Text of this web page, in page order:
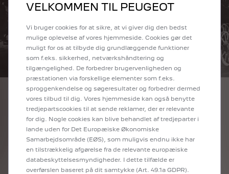
1910
GRUPPERERING AF PRODUKTIONER
Sammenslutning af sønnerne af Peugeot Frères med
Armand Peugeot og oprettelsen af ​​Société Anonyme
des Automobiles et Cycles Peugeot. Al fremstilling er
nu en del af den samme enhed.
VELKOMMEN TIL PEUGEOT
Vi bruger cookies for at sikre, at vi giver dig den bedst
mulige oplevelse af vores hjemmeside. Cookies gør det
muligt for os at tilbyde dig grundlæggende funktioner
som f.eks. sikkerhed, netværkshåndtering og
tilgængelighed. De forbedrer brugervenligheden og
præstationen via forskellige elementer som f.eks.
sproggenkendelse og søgeresultater og forbedrer dermed
vores tilbud til dig. Vores hjemmeside kan også benytte
tredjepartscookies til at sende reklamer, der er relevante
for dig. Nogle cookies kan blive behandlet af tredjeparter i
lande uden for Det Europæiske Økonomiske
Samarbejdsområde (EØS), som muligvis endnu ikke har
en tilstrækkelig afgørelse fra de relevante europæiske
databeskyttelsesmyndigheder. I dette tilfælde er
overførslen baseret på dit samtykke (Art. 49.1a GDPR).